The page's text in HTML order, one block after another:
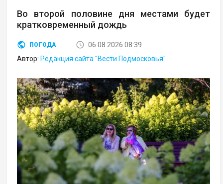
Во второй половине дня местами будет
кратковременный дождь
ПОГОДА
06.08.2026 08:39
Автор:Редакция сайта "Вести Подмосковья"